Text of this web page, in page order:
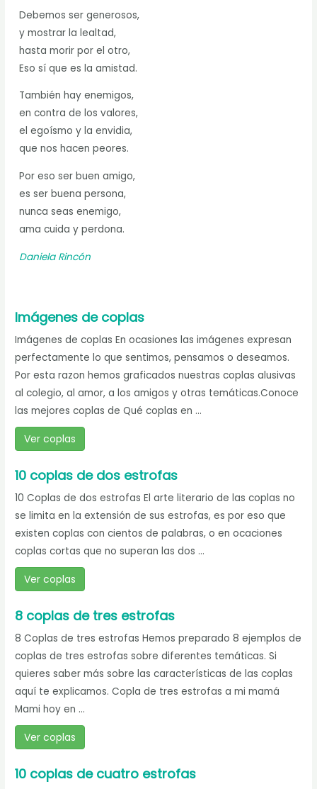
Debemos ser generosos,
y mostrar la lealtad,
hasta morir por el otro,
Eso sí que es la amistad.
También hay enemigos,
en contra de los valores,
el egoísmo y la envidia,
que nos hacen peores.
Por eso ser buen amigo,
es ser buena persona,
nunca seas enemigo,
ama cuida y perdona.
Daniela Rincón
Imágenes de coplas
Imágenes de coplas En ocasiones las imágenes expresan
perfectamente lo que sentimos, pensamos o deseamos.
Por esta razon hemos graficados nuestras coplas alusivas
al colegio, al amor, a los amigos y otras temáticas.Conoce
las mejores coplas de Qué coplas en ...
Ver coplas
10 coplas de dos estrofas
10 Coplas de dos estrofas El arte literario de las coplas no
se limita en la extensión de sus estrofas, es por eso que
existen coplas con cientos de palabras, o en ocaciones
coplas cortas que no superan las dos ...
Ver coplas
8 coplas de tres estrofas
8 Coplas de tres estrofas Hemos preparado 8 ejemplos de
coplas de tres estrofas sobre diferentes temáticas. Si
quieres saber más sobre las características de las coplas
aquí te explicamos. Copla de tres estrofas a mi mamá
Mami hoy en ...
Ver coplas
10 coplas de cuatro estrofas